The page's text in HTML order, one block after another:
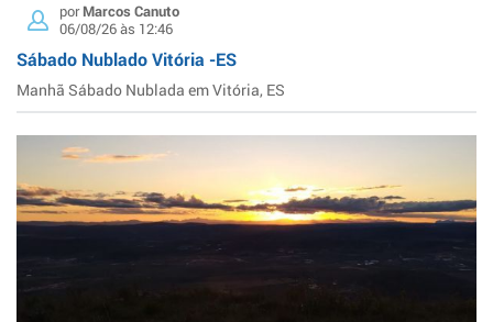
porMarcos Canuto
06/08/26 às 12:46
Sábado Nublado Vitória -ES
Manhã Sábado Nublada em Vitória, ES